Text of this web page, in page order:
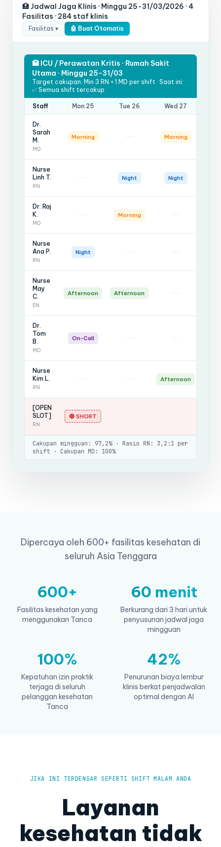
🏥 Jadwal Jaga Klinis · Minggu 25-31/03/2026 · 4
Fasilitas · 284 staf klinis
Fasilitas ▾ 🤖 Buat Otomatis
🏥 ICU / Perawatan Kritis · Rumah Sakit
Utama · Minggu 25-31/03
Target cakupan: Min 3 RN + 1 MD per shift · Saat ini:
✅ Semua shift tercakup
Staff Mon 25 Tue 26 Wed 27
Dr.
Sarah
M.
MD
Morning --- Morning
Nurse
Linh T.
RN
--- Night Night
Dr. Raj
K.
MD
--- Morning ---
Nurse
Ana P.
RN
Night --- ---
Nurse
May
C.
EN
Afternoon Afternoon ---
Dr.
Tom
B.
MD
On-Call --- ---
Nurse
Kim L.
RN
--- --- Afternoon
[OPEN
SLOT]
RN
🔴 SHORT --- ---
Cakupan mingguan: 97,2% · Rasio RN: 3,2:1 per
shift · Cakupan MD: 100%
Dipercaya oleh 600+ fasilitas kesehatan di
seluruh Asia Tenggara
600+
Fasilitas kesehatan yang
menggunakan Tanca
60 menit
Berkurang dari 3 hari untuk
penyusunan jadwal jaga
mingguan
100%
Kepatuhan izin praktik
terjaga di seluruh
pelanggan kesehatan
Tanca
42%
Penurunan biaya lembur
klinis berkat penjadwalan
optimal dengan AI
JIKA INI TERDENGAR SEPERTI SHIFT MALAM ANDA
Layanan
kesehatan tidak